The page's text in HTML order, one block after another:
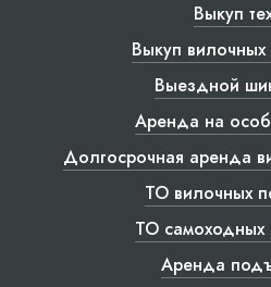
Выкуп
Выкуп вилочных
Выездной
Аренда на
Долгосрочная аренда
ТО вилочных
ТО самоходных
Аренда